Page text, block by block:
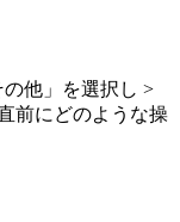
他」を選択し >
前にどのような操